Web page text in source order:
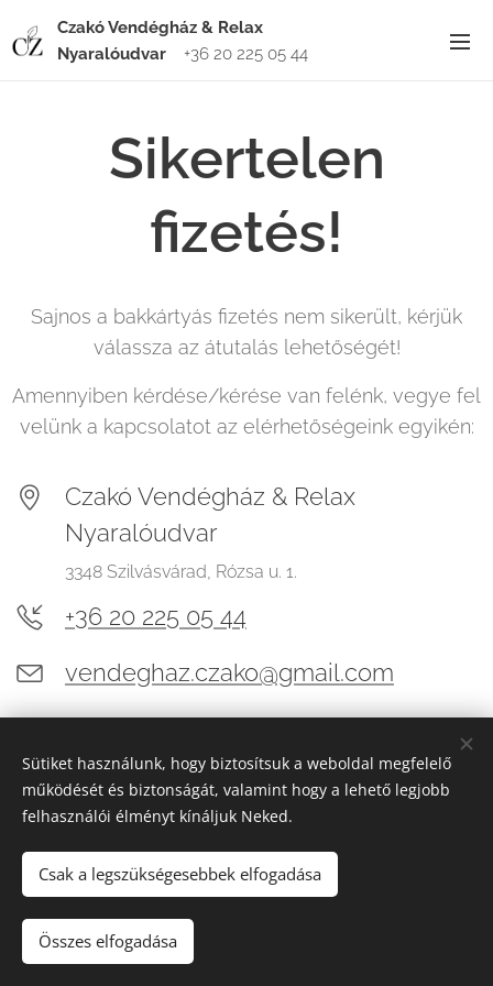
Czakó Vendégház & Relax
Nyaralóudvar +36 20 225 05 44
Sikertelen
fizetés!
Sajnos a bakkártyás fizetés nem sikerült, kérjük
válassza az átutalás lehetőségét!
Amennyiben kérdése/kérése van felénk, vegye fel
velünk a kapcsolatot az elérhetőségeink egyikén:
Czakó Vendégház & Relax
Nyaralóudvar
3348 Szilvásvárad, Rózsa u. 1.
+36 20 225 05 44
vendeghaz.czako@gmail.com
Tájékoztató/ÁSZF/Házirend
Vendégház
Nyaralóudvar
Adatvédelmi tájékoztató
Az oldalt a
Sütiket használunk, hogy biztosítsuk a weboldal megfelelő
működését és biztonságát, valamint hogy a lehető legjobb
felhasználói élményt kínáljuk Neked.
Csak a legszükségesebbek elfogadása
Összes elfogadása